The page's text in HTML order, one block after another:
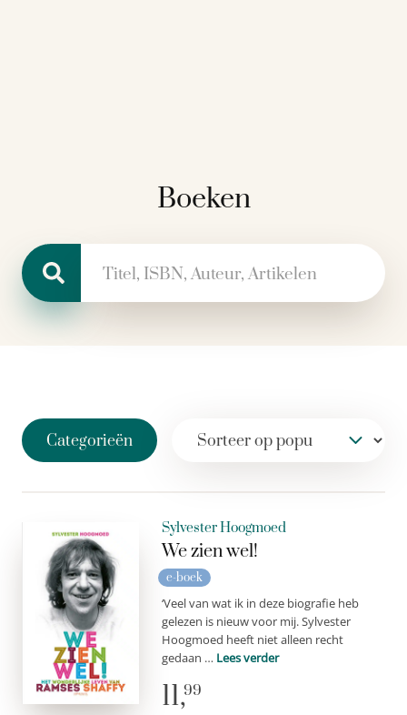
Boeken
Zoeken naar:
Categorieën
Sylvester Hoogmoed
We zien wel!
e-boek
‘Veel van wat ik in deze biografie heb
gelezen is nieuw voor mij. Sylvester
Hoogmoed heeft niet alleen recht
gedaan … Lees verder
11,99